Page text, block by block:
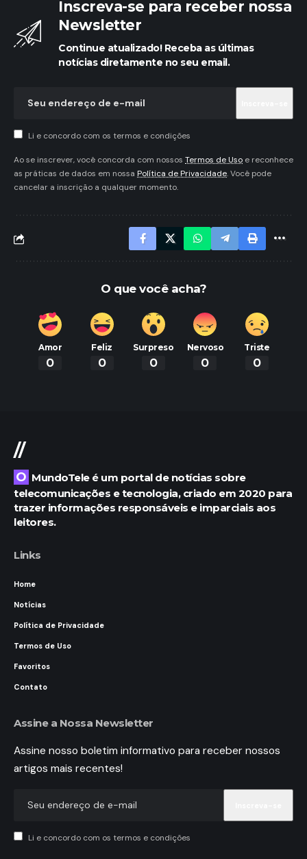
Inscreva-se para receber nossa
Newsletter
Continue atualizado! Receba as últimas
notícias diretamente no seu email.
Li e concordo com os termos e condições
Ao se inscrever, você concorda com nossos Termos de Uso e reconhece
as práticas de dados em nossa Política de Privacidade. Você pode
cancelar a inscrição a qualquer momento.
O que você acha?
Amor
0
Feliz
0
Surpreso
0
Nervoso
0
Triste
0
//
O MundoTele é um portal de notícias sobre
telecomunicações e tecnologia, criado em 2020 para
trazer informações responsáveis e imparciais aos
leitores.
Links
Home
Notícias
Política de Privacidade
Termos de Uso
Favoritos
Contato
Assine a Nossa Newsletter
Assine nosso boletim informativo para receber nossos
artigos mais recentes!
Li e concordo com os termos e condições